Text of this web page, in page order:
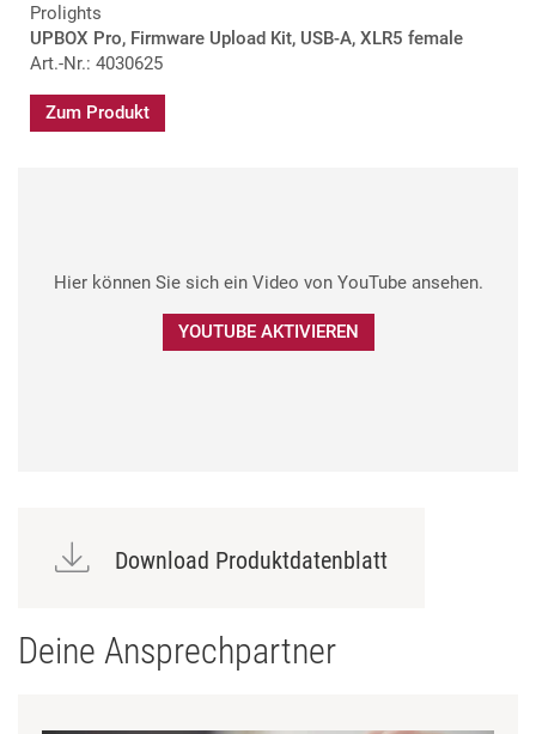
Prolights
UPBOX Pro, Firmware Upload Kit, USB-A, XLR5 female
Art.-Nr.: 4030625
Zum Produkt
Hier können Sie sich ein Video von YouTube ansehen.
YOUTUBE AKTIVIEREN
Download Produktdatenblatt
Deine Ansprechpartner